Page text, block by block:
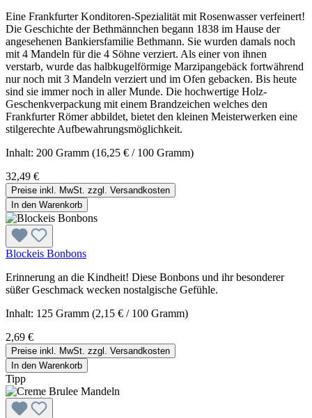
Eine Frankfurter Konditoren-Spezialität mit Rosenwasser verfeinert!
Die Geschichte der Bethmännchen begann 1838 im Hause der
angesehenen Bankiersfamilie Bethmann. Sie wurden damals noch
mit 4 Mandeln für die 4 Söhne verziert. Als einer von ihnen
verstarb, wurde das halbkugelförmige Marzipangebäck fortwährend
nur noch mit 3 Mandeln verziert und im Ofen gebacken. Bis heute
sind sie immer noch in aller Munde. Die hochwertige Holz-
Geschenkverpackung mit einem Brandzeichen welches den
Frankfurter Römer abbildet, bietet den kleinen Meisterwerken eine
stilgerechte Aufbewahrungsmöglichkeit.
Inhalt: 200 Gramm (16,25 € / 100 Gramm)
32,49 €
Preise inkl. MwSt. zzgl. Versandkosten
In den Warenkorb
Blockeis Bonbons
Erinnerung an die Kindheit! Diese Bonbons und ihr besonderer
süßer Geschmack wecken nostalgische Gefühle.
Inhalt: 125 Gramm (2,15 € / 100 Gramm)
2,69 €
Preise inkl. MwSt. zzgl. Versandkosten
In den Warenkorb
Tipp